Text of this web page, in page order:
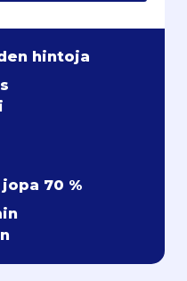
hintoja
70 %